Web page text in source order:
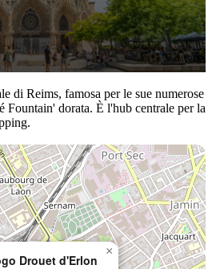
di Reims, famosa per le sue numerose
Fountain' dorata. È l'hub centrale per la
Drouet d'Erlon
×